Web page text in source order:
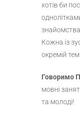
хотів би
знайомства
Кожна із
окремій темі.
Говоримо
мовні
та молоді!